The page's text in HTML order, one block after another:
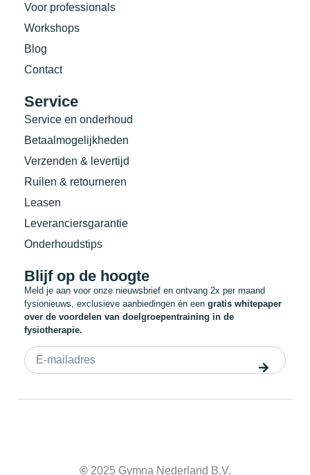
Voor professionals
Workshops
Blog
Contact
Service
Service en onderhoud
Betaalmogelijkheden
Verzenden & levertijd
Ruilen & retourneren
Leasen
Leveranciersgarantie
Onderhoudstips
Blijf op de hoogte
Meld je aan voor onze nieuwsbrief en ontvang 2x per maand
fysionieuws, exclusieve aanbiedingen én een gratis whitepaper
over de voordelen van doelgroepentraining in de
fysiotherapie.
© 2025 Gymna Nederland B.V.